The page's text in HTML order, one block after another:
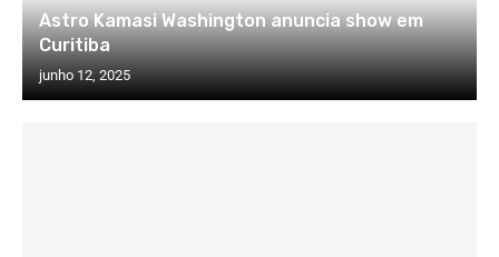
Astro Kamasi Washington anuncia show em
Curitiba
junho 12, 2025